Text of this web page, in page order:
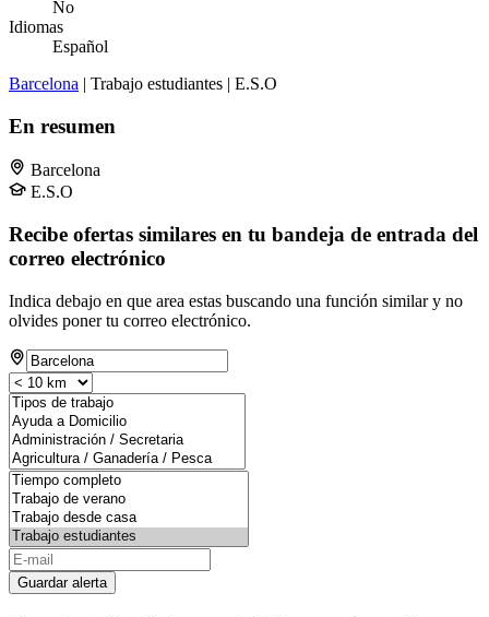
No
Idiomas
Español
Barcelona | Trabajo estudiantes | E.S.O
En resumen
Barcelona
E.S.O
Recibe ofertas similares en tu bandeja de entrada del
correo electrónico
Indica debajo en que area estas buscando una función similar y no
olvides poner tu correo electrónico.
Guardar alerta